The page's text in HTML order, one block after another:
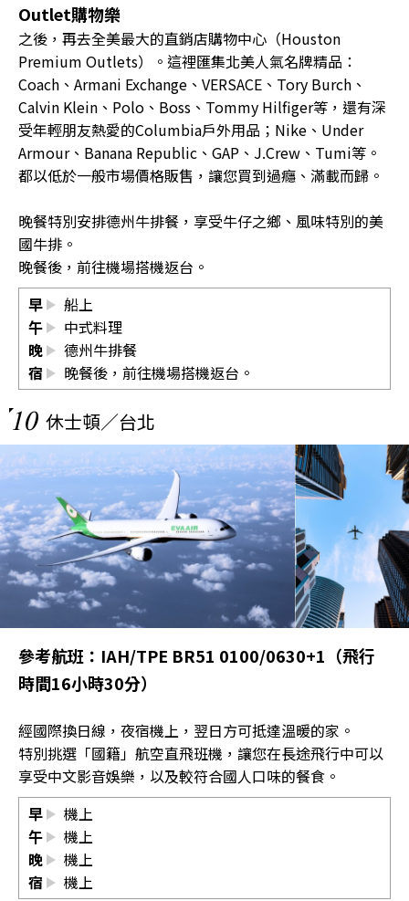
Outlet購物樂
之後，再去全美最大的直銷店購物中心（Houston
Premium Outlets）。這裡匯集北美人氣名牌精品：
Coach、Armani Exchange、VERSACE、Tory Burch、
Calvin Klein、Polo、Boss、Tommy Hilfiger等，還有深
受年輕朋友熱愛的Columbia戶外用品；Nike、Under
Armour、Banana Republic、GAP、J.Crew、Tumi等。
都以低於一般市場價格販售，讓您買到過癮、滿載而歸。
晚餐特別安排德州牛排餐，享受牛仔之鄉、風味特別的美
國牛排。
晚餐後，前往機場搭機返台。
早
船上
午
中式料理
晚
德州牛排餐
宿
晚餐後，前往機場搭機返台。
10 休士頓／台北
參考航班：IAH/TPE BR51 0100/0630+1（飛行
時間16小時30分）
經國際換日線，夜宿機上，翌日方可抵達溫暖的家。
特別挑選「國籍」航空直飛班機，讓您在長途飛行中可以
享受中文影音娛樂，以及較符合國人口味的餐食。
早
機上
午
機上
晚
機上
宿
機上